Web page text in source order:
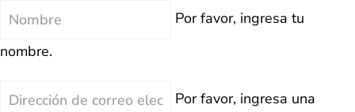
Nombre
Por favor, ingresa tu
nombre.
Correo
Por favor, ingresa una